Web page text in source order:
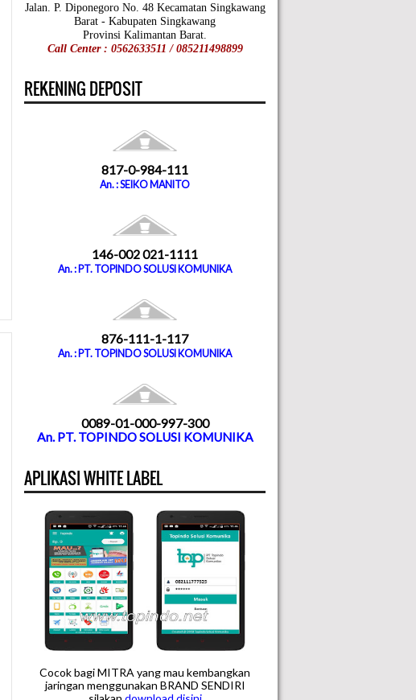
Jalan. P. Diponegoro No. 48 Kecamatan Singkawang
Barat - Kabupaten Singkawang
Provinsi Kalimantan Barat.
Call Center : 0562633511 / 085211498899
REKENING DEPOSIT
817-0-984-111
An. : SEIKO MANITO
146-002 021-1111
An. : PT. TOPINDO SOLUSI KOMUNIKA
876-111-1-117
An. : PT. TOPINDO SOLUSI KOMUNIKA
0089-01-000-997-300
An. PT. TOPINDO SOLUSI KOMUNIKA
APLIKASI WHITE LABEL
Cocok bagi MITRA yang mau kembangkan
jaringan menggunakan BRAND SENDIRI